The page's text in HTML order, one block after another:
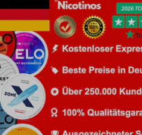
XO Wassermelonen-Chili
8 mg/Beutel
Аb €3,30